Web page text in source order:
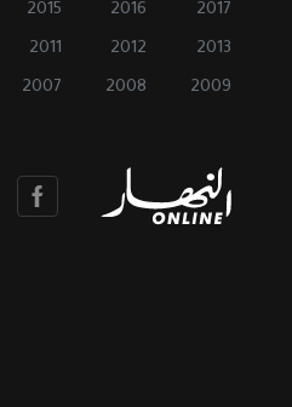
2017
2016
2015
2013
2012
2011
2009
2008
2007